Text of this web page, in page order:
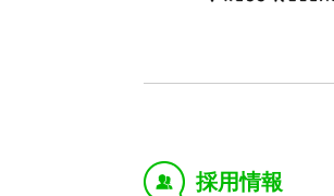
‰ 採用情報